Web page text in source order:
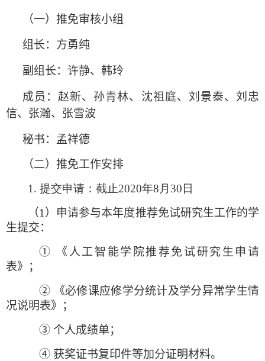
（一）推免审核小组
组长：方勇纯
副组长：许静、韩玲
成员：赵新、孙青林、沈祖庭、刘景泰、刘忠
信、张瀚、张雪波
秘书：孟祥德
（二）推免工作安排
1. 提交申请：截止2020年8 月 30 日
（1 ）申请参与本年度推荐免试研究生工作的学
生提交：
① 《人工智能学院推荐免试研究生申请
表》；
② 《必修课应修学分统计及学分异常学生情
况说明表》；
③ 个人成绩单；
④ 获奖证书复印件等加分证明材料。